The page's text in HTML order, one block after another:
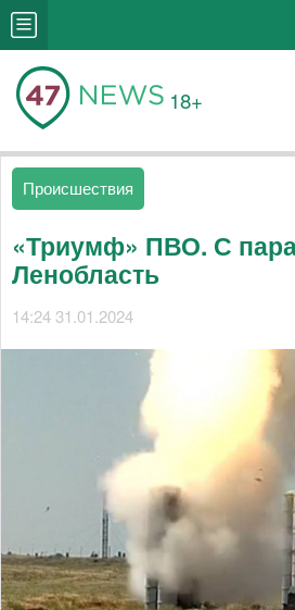
18+
Происшествия
«Триумф» ПВО. С
Ленобласть
14:24 31.01.2024